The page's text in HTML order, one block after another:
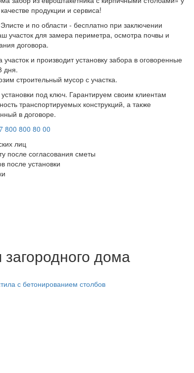
продукции и сервиса!
и по области - бесплатно при заключении
участок для замера периметра, осмотра почвы и
договора.
и производит установку забора в оговоренные
дня.
строительный мусор с участка.
под ключ. Гарантируем своим клиентам
транспортируемых конструкций, а также
в договоре.
800 800 80 00
лиц
после согласования сметы
после установки
дома
с бетонированием столбов